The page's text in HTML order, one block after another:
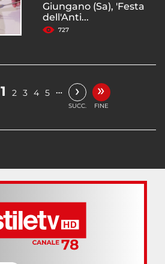
Giungano (Sa), 'Festa
dell'Anti...
727
1 2 3 4 5 … ›
SUCC.
»
FINE